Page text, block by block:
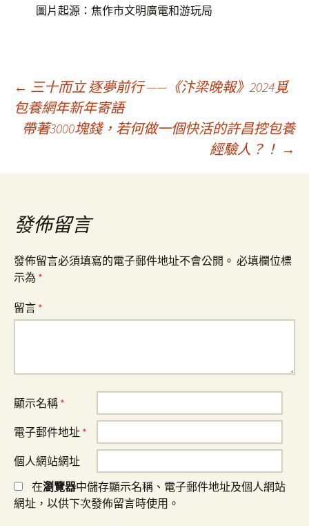
圖片起源：焦作市文明廣電和游玩局
文
章
導
覽
← 三十而立 逐夢前行 ​——《汴梁晚報》2024覓
包養網年新年寄語
帶著3000塊錢，若何做一個快活的許昌挖包養
經驗人？！ →
發佈留言
發佈留言必須填寫的電子郵件地址不會公開。 必填欄位標
示為 *
留言 *
顯示名稱 *
電子郵件地址 *
個人網站網址
在瀏覽器中儲存顯示名稱、電子郵件地址及個人網站
網址，以供下次發佈留言時使用。